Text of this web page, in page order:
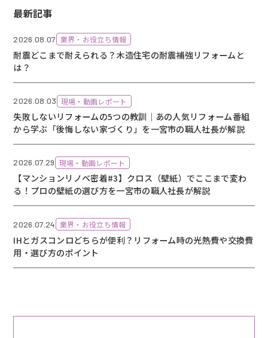
最新記事
2026.08.07 業界・お役立ち情報
耐震どこまで耐えられる？木造住宅の耐震補強リフォームと
は？
2026.08.03 現場・動画レポート
失敗しないリフォームの5つの教訓｜あの人気リフォーム番組
から学ぶ「後悔しない家づくり」を一宮市の職人社長が解説
2026.07.29 現場・動画レポート
【マンションリノベ密着#3】クロス（壁紙）でここまで変わ
る！プロの壁紙の選び方を一宮市の職人社長が解説
2026.07.24 業界・お役立ち情報
IHとガスコンロどちらが便利？リフォーム時の光熱費や交換費
用・選び方のポイント